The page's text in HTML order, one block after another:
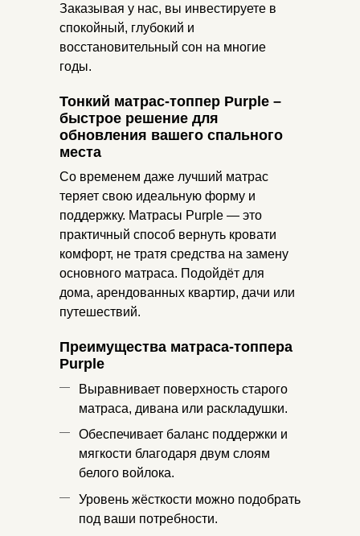
Заказывая у нас, вы инвестируете в
спокойный, глубокий и
восстановительный сон на многие
годы.
Тонкий матрас-топпер Purple –
быстрое решение для
обновления вашего спального
места
Со временем даже лучший матрас
теряет свою идеальную форму и
поддержку. Матрасы Purple — это
практичный способ вернуть кровати
комфорт, не тратя средства на замену
основного матраса. Подойдёт для
дома, арендованных квартир, дачи или
путешествий.
Преимущества матраса-топпера
Purple
Выравнивает поверхность старого
матраса, дивана или раскладушки.
Обеспечивает баланс поддержки и
мягкости благодаря двум слоям
белого войлока.
Уровень жёсткости можно подобрать
под ваши потребности.